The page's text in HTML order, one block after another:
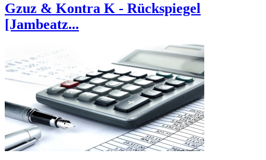
Gzuz & Kontra K - Rückspiegel
[Jambeatz...